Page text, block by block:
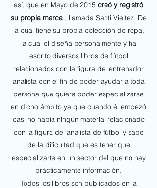
así, que en Mayo de 2015 creó y registró
su propia marca, llamada Santi Vieitez. De
la cual tiene su propia colección de ropa,
la cual el diseña personalmente y ha
escrito diversos libros de fútbol
relacionados con la figura del entrenador
analista con el fin de poder ayudar a toda
persona que quiera poder especializarse
en dicho ámbito ya que cuando él empezó
casi no había ningún material relacionado
con la figura del analista de fútbol y sabe
de la dificultad que es tener que
especializarte en un sector del que no hay
prácticamente información.
Todos los libros son publicados en la